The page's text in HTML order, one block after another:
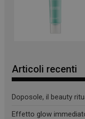
Articoli recenti
Doposole, il beauty
Effetto glow